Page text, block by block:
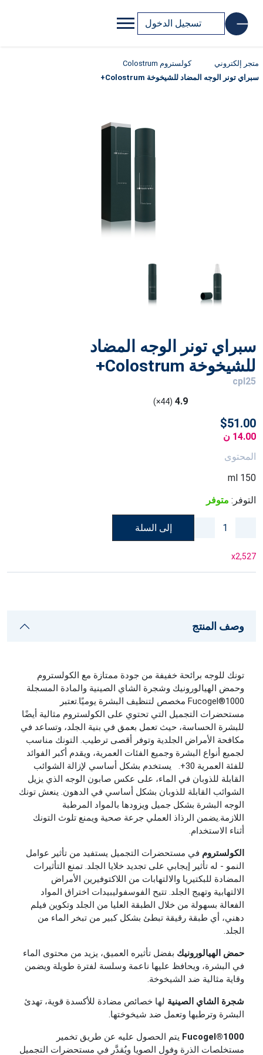
تسجيل الدخول
متجر إلكتروني
كولستروم Colostrum
سبراي تونر الوجه المضاد للشيخوخة Colostrum+
سبراي تونر الوجه المضاد
للشيخوخة Colostrum+
cpl25
4.9
(44×)
$51.00
14.00 ن
المحتوى
150 ml
التوفر: متوفر
إلى السلة
2,527
x
وصف المنتج
تونك للوجه برائحة خفيفة من جودة ممتازة مع الكولستروم
وحمض الهيالورونيك وشجرة الشاي الصينية والمادة المسجلة
Fucogel®1000 مخصص لتنظيف البشرة يوميًا.
تعتبر
مستحضرات التجميل التي تحتوي على الكولستروم مثالية أيضًا
للبشرة الحساسة، حيث تعمل بعمق في بنية الجلد، وتساعد في
مكافحة الأمراض الجلدية وتوفر أقصى ترطيب. التونك مناسب
لجميع أنواع البشرة وجميع الفئات العمرية، ويقدم أكبر الفوائد
للفئة العمرية 30+.
يستخدم بشكل أساسي لإزالة الشوائب
القابلة للذوبان في الماء، على عكس صابون الوجه الذي يزيل
الشوائب القابلة للذوبان بشكل أساسي في الدهون. ينعش تونك
الوجه البشرة بشكل جميل ويزودها بالمواد المرطبة
اللازمة.يضمن الرذاذ العملي جرعة صحية ويمنع تلوث التونك
أثناء الاستخدام.
الكولستروم في مستحضرات التجميل يستفيد من تأثير عوامل
النمو - له تأثير إيجابي على تجديد خلايا الجلد. تمنع التأثيرات
المضادة للبكتيريا والالتهابات من اللاكتوفيرين الأمراض
الالتهابية وتهيج الجلد. تتيح الفوسفوليبيدات اختراق المواد
الفعالة بسهولة من خلال الطبقة العليا من الجلد وتكوين فيلم
دهني، أي طبقة رقيقة تبطئ بشكل كبير من تبخر الماء من
الجلد.
حمض الهيالورونيك بفضل تأثيره العميق، يزيد من محتوى الماء
في البشرة، ويحافظ عليها ناعمة وسلسة لفترة طويلة ويضمن
وقاية مثالية ضد الشيخوخة.
شجرة الشاي الصينية لها خصائص مضادة للأكسدة قوية، تهدئ
البشرة وترطبها وتعمل ضد شيخوختها.
Fucogel®1000 يتم الحصول عليه عن طريق تخمير
مستخلصات الذرة وفول الصويا ويُقدَّر في مستحضرات التجميل